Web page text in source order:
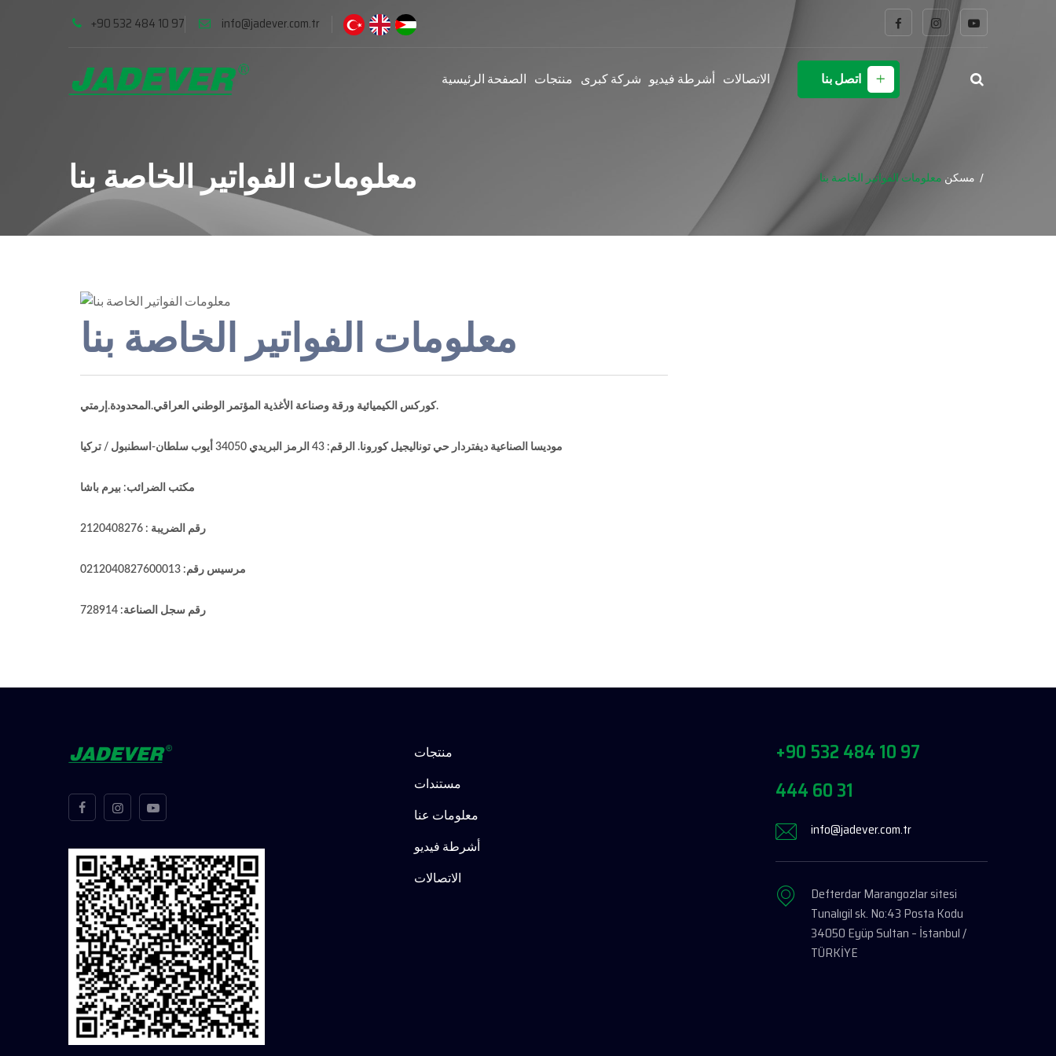
+90 532 484 10 97 info@jadever.com.tr
الصفحة الرئيسية منتجات شركة كبرى أشرطة فيديو الاتصالات اتصل بنا
معلومات الفواتير الخاصة بنا مسكن معلومات الفواتير الخاصة بنا
معلومات الفواتير الخاصة بنا
كوركس الكيميائية ورقة وصناعة الأغذية المؤتمر الوطني العراقي.المحدودة.إرمتي.
موديسا الصناعية ديفتردار حي توناليجيل كورونا. الرقم: 43 الرمز البريدي 34050 أيوب سلطان-اسطنبول / تركيا
رقم الضريبة : 2120408276
مرسيس رقم: 0212040827600013
رقم سجل الصناعة: 728914
منتجات
مستندات
معلومات عنا
أشرطة فيديو
الاتصالات
+90 532 484 10 97
444 60 31
info@jadever.com.tr
Defterdar Marangozlar sitesi
Tunalıgil sk. No:43 Posta Kodu
34050 Eyüp Sultan – İstanbul /
TÜRKİYE